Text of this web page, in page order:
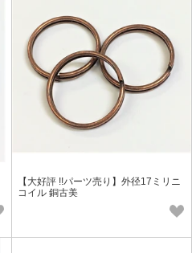
【大好評 !!パーツ売り】外径17ミリニ
コイル 銅古美